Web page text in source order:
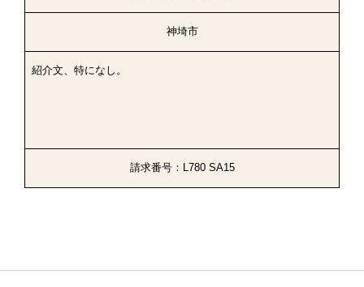
神埼市
紹介文、特になし。
請求番号：L780 SA15